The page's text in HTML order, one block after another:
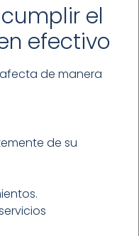
el
efectivo
afecta de manera
de su